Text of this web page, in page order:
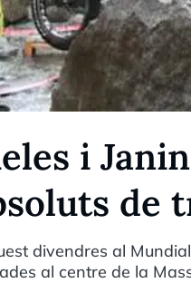
i
de
divendres al
al centre de la